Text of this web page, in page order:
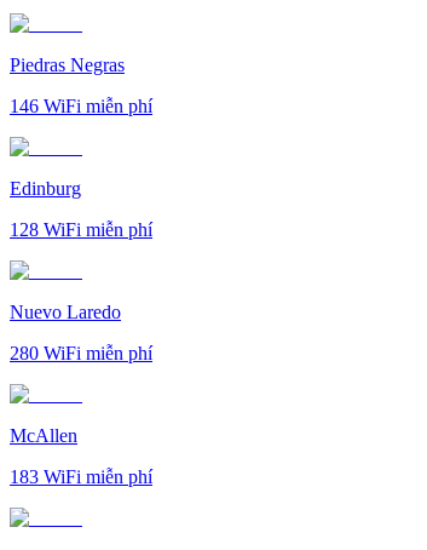
Piedras Negras
146 WiFi miễn phí
Edinburg
128 WiFi miễn phí
Nuevo Laredo
280 WiFi miễn phí
McAllen
183 WiFi miễn phí